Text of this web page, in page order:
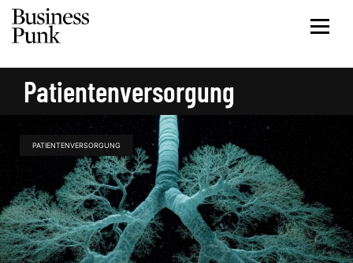
Patientenversorgung
PATIENTENVERSORGUNG